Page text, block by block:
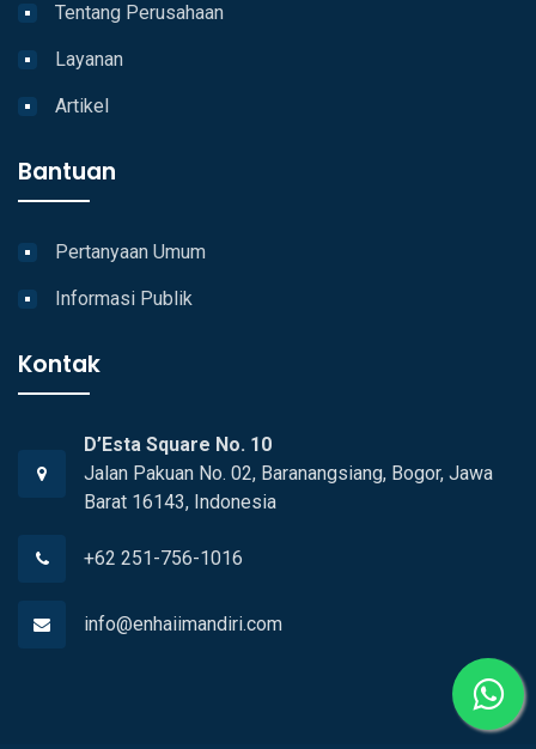
Tentang Perusahaan
Layanan
Artikel
Bantuan
Pertanyaan Umum
Informasi Publik
Kontak
D’Esta Square No. 10
Jalan Pakuan No. 02, Baranangsiang, Bogor, Jawa
Barat 16143, Indonesia
+62 251-756-1016
info@enhaiimandiri.com